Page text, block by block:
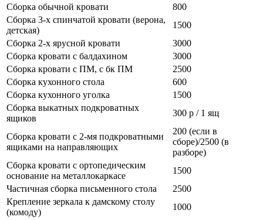
Сборка обычной кровати
800
Сборка 3-х спинчатой кровати (верона,
детская)
1500
Сборка 2-х ярусной кровати
3000
Сборка кровати с балдахином
3000
Сборка кровати с ПМ, с бк ПМ
2500
Сборка кухонного стола
600
Сборка кухонного уголка
1500
Сборка выкатных подкроватных
ящиков
300 р / 1 ящ
Сборка кровати с 2-мя подкроватными
ящиками на направляющих
200 (если в
сборе)/2500 (в
разборе)
Сборка кровати с ортопедическим
основание на металлокаркасе
1500
Частичная сборка письменного стола
2500
Крепление зеркала к дамскому столу
(комоду)
1000